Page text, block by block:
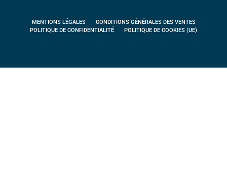
MENTIONS LÉGALES
CONDITIONS GÉNÉRALES DES VENTES
POLITIQUE DE CONFIDENTIALITÉ
POLITIQUE DE COOKIES (UE)